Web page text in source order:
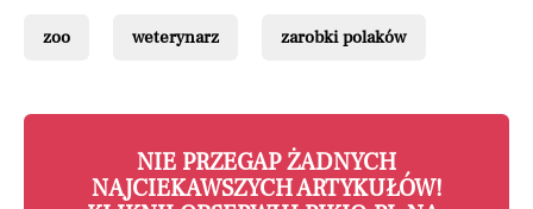
zoo weterynarz zarobki polaków
NIE PRZEGAP ŻADNYCH
NAJCIEKAWSZYCH ARTYKUŁÓW!